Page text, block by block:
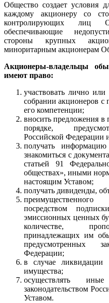
Общество создает условия
каждому акционеру со
контролирующих
обеспечивающие
стороны крупных
миноритарным акционерам
Акционеры-владельцы
имеют право:
участвовать лично
собрании акционеров с
его компетенции;
вносить предложения в
порядке,
Российской Федерации
получать
знакомиться с
статьей 91
обществах», иными
настоящим Уставом;
получать дивиденды,
преимущественного
посредством
эмиссионных ценных
количестве,
принадлежащих им
предусмотренных
Федерации;
в случае ликвидации
имущества;
осуществлять
законодательством
Уставом.